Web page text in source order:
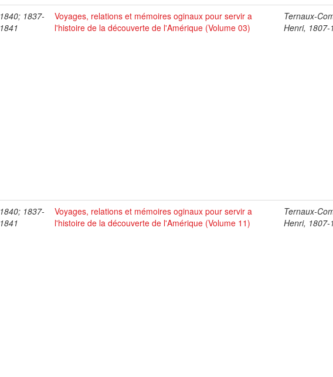
1840; 1837-
1841
Voyages, relations et mémoires oginaux pour servir a
l'histoire de la découverte de l'Amérique (Volume 03)
Ternaux-
Henri, 1807-
1840; 1837-
1841
Voyages, relations et mémoires oginaux pour servir a
l'histoire de la découverte de l'Amérique (Volume 11)
Ternaux-
Henri, 1807-